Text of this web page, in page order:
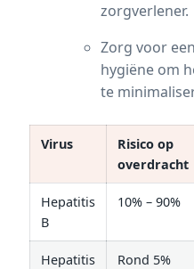
zorgverlener.
Zorg voor
hygiëne om
te
Virus
Risico op
overdracht
Hepatitis
B
10% – 90%
Hepatitis Rond 5%